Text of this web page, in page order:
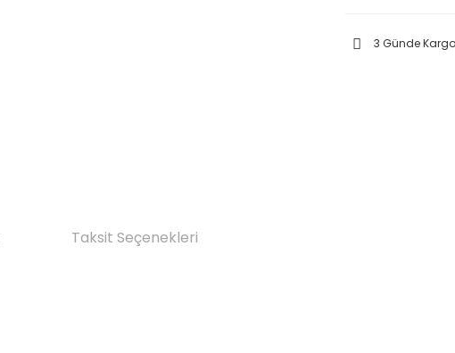
3 Günde
Taksit Seçenekleri